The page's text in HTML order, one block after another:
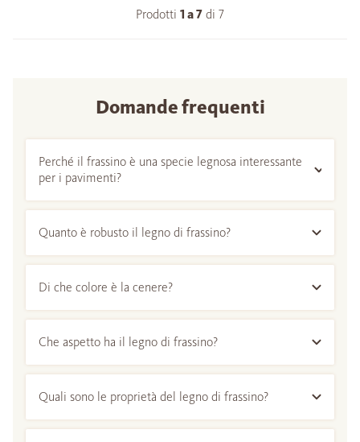
Prodotti 1 a7 di 7
Domande frequenti
Perché il frassino è una specie legnosa interessante
per i pavimenti?
Quanto è robusto il legno di frassino?
Di che colore è la cenere?
Che aspetto ha il legno di frassino?
Quali sono le proprietà del legno di frassino?